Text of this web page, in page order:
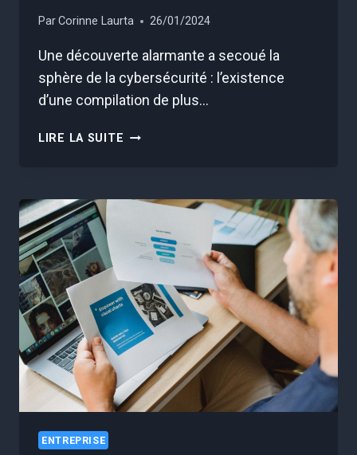
ParCorinne Laurta 26/01/2024
Une découverte alarmante a secoué la
sphère de la cybersécurité : l’existence
d’une compilation de plus…
LIRE LA SUITE VOTRE
VITE
VOUS
ÊTES
EN
DANGER
!
ENTREPRISE